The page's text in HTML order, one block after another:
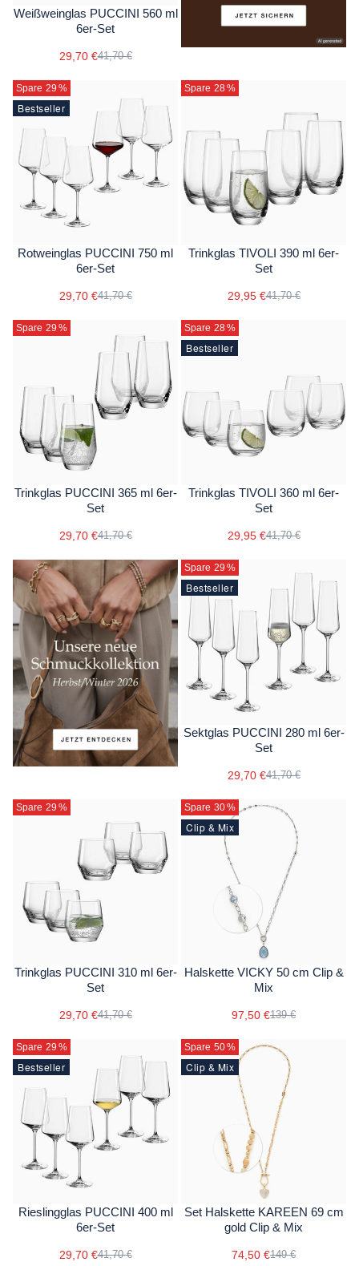
Weißweinglas PUCCINI 560 ml
6er-Set
29,70 €41,70 €
Spare 29 %
Bestseller
Rotweinglas PUCCINI 750 ml
6er-Set
29,70 €41,70 €
Spare 28%
Trinkglas TIVOLI 390 ml 6er-
Set
29,95 €41,70 €
Spare 29 %
Trinkglas PUCCINI 365 ml 6er-
Set
29,70 €41,70 €
Spare 28%
Bestseller
Trinkglas TIVOLI 360 ml 6er-
Set
29,95 €41,70 €
Spare 29 %
Bestseller
Sektglas PUCCINI 280 ml 6er-
Set
29,70 €41,70 €
Spare 29 %
Trinkglas PUCCINI 310 ml 6er-
Set
29,70 €41,70 €
Spare 30%
Clip & Mix
Halskette VICKY 50 cm Clip &
Mix
97,50 €139 €
Spare 29 %
Bestseller
Rieslingglas PUCCINI 400 ml
6er-Set
29,70 €41,70 €
Spare 50%
Clip & Mix
Set Halskette KAREEN 69 cm
gold Clip & Mix
74,50 €149 €